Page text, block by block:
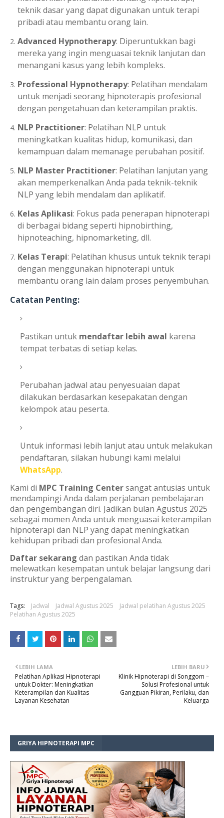
teknik dasar yang dapat digunakan untuk terapi
pribadi atau membantu orang lain.
Advanced Hypnotherapy: Diperuntukkan bagi
mereka yang ingin menguasai teknik lanjutan dan
menangani kasus yang lebih kompleks.
Professional Hypnotherapy: Pelatihan mendalam
untuk menjadi seorang hipnoterapis profesional
dengan pengetahuan dan keterampilan praktis.
NLP Practitioner: Pelatihan NLP untuk
meningkatkan kualitas hidup, komunikasi, dan
kemampuan dalam memanage perubahan positif.
NLP Master Practitioner: Pelatihan lanjutan yang
akan memperkenalkan Anda pada teknik-teknik
NLP yang lebih mendalam dan aplikatif.
Kelas Aplikasi: Fokus pada penerapan hipnoterapi
di berbagai bidang seperti hipnobirthing,
hipnoteaching, hipnomarketing, dll.
Kelas Terapi: Pelatihan khusus untuk teknik terapi
dengan menggunakan hipnoterapi untuk
membantu orang lain dalam proses penyembuhan.
Catatan Penting:
Pastikan untuk mendaftar lebih awal karena
tempat terbatas di setiap kelas.
Perubahan jadwal atau penyesuaian dapat
dilakukan berdasarkan kesepakatan dengan
kelompok atau peserta.
Untuk informasi lebih lanjut atau untuk melakukan
pendaftaran, silakan hubungi kami melalui
WhatsApp.
Kami di MPC Training Centersangat antusias untuk
mendampingi Anda dalam perjalanan pembelajaran
dan pengembangan diri. Jadikan bulan Agustus 2025
sebagai momen Anda untuk menguasai keterampilan
hipnoterapi dan NLP yang dapat meningkatkan
kehidupan pribadi dan profesional Anda.
Daftar sekarang dan pastikan Anda tidak
melewatkan kesempatan untuk belajar langsung dari
instruktur yang berpengalaman.
Tags: Jadwal Jadwal Agustus 2025
Jadwal pelatihan Agustus 2025
Pelatihan Agustus 2025
LEBIH BARU
Klinik Hipnoterapi di Songgom –
Solusi Profesional untuk
Gangguan Pikiran, Perilaku, dan
Keluarga
LEBIH LAMA
Pelatihan Aplikasi Hipnoterapi
untuk Dokter: Meningkatkan
Keterampilan dan Kualitas
Layanan Kesehatan
GRIYA HIPNOTERAPI MPC